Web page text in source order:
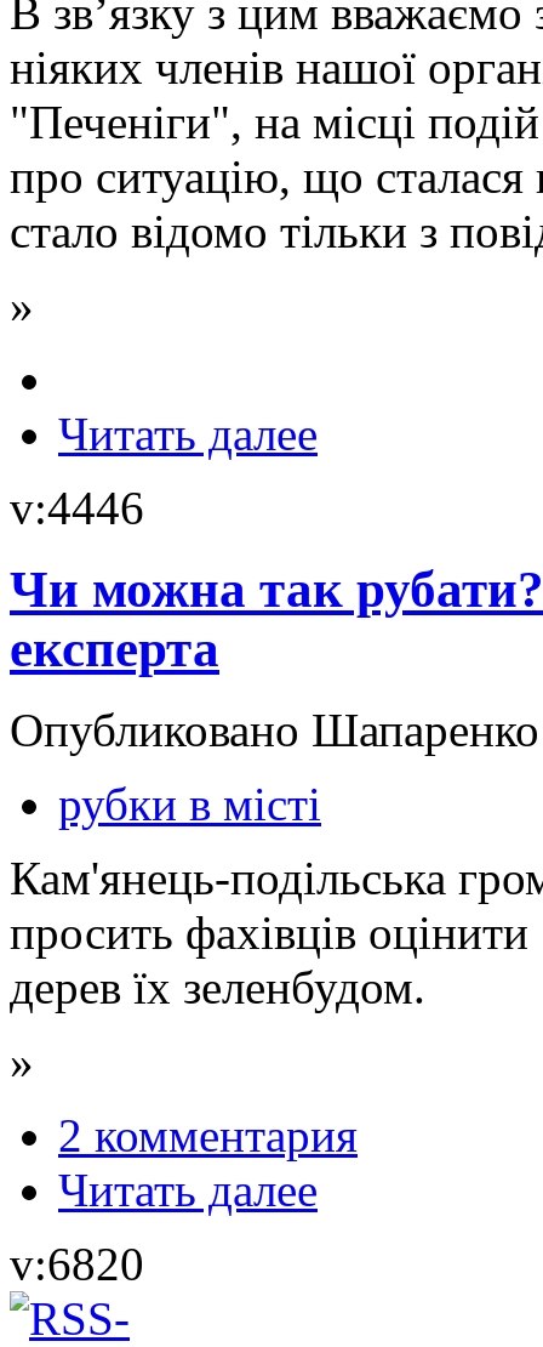
В зв’язку з цим вважаємо
ніяких членів нашої
"Печеніги", на місці
про ситуацію, що
стало відомо тільки з
»
Читать далее
v:4446
Чи можна так
експерта
Опубликовано
рубки в місті
Кам'янець-подільська
просить фахівців
дерев їх зеленбудом.
»
2 комментария
Читать далее
v:6820